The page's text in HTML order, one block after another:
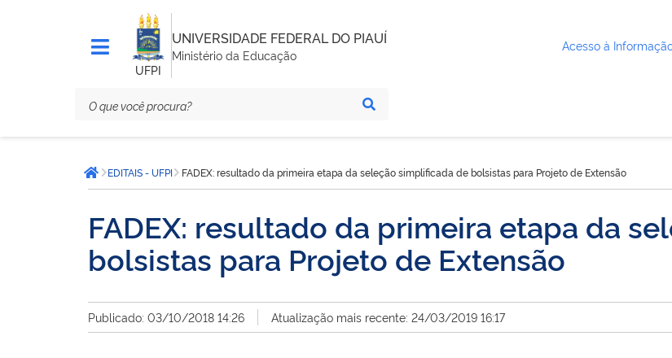
UFPI
UNIVERSIDADE FEDERAL DO PIAUÍ
Ministério da Educação
Acesso à
está
aqui:Página inicial
EDITAIS - UFPI FADEX: resultado da primeira etapa da seleção simplificada de bolsistas para Projeto de Extensão
FADEX: resultado da primeira etapa da
bolsistas para Projeto de Extensão
Publicado: 03/10/2018 14:26 Atualização mais recente: 24/03/2019 16:17